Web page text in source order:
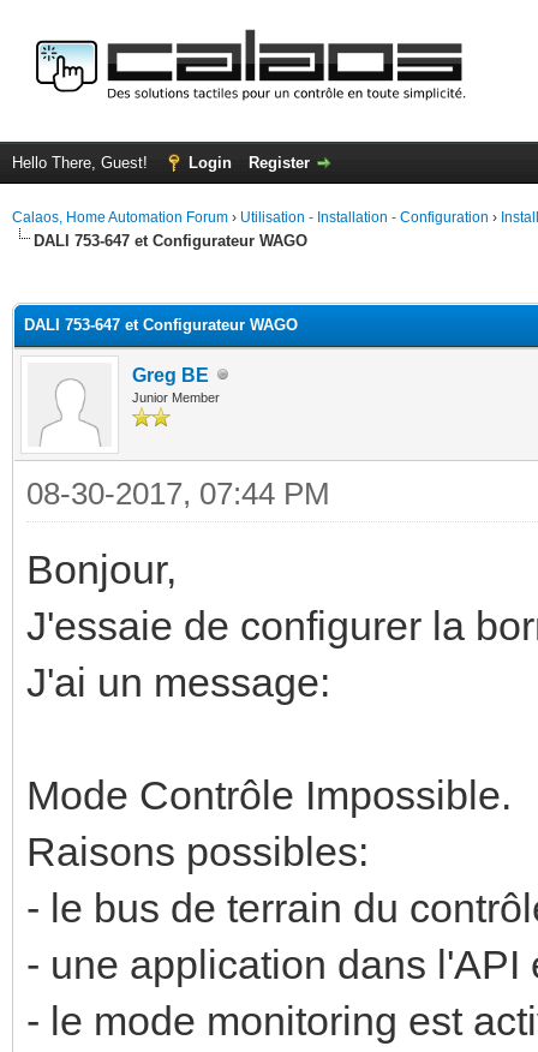
Hello There, Guest! Login Register
Calaos, Home Automation Forum › Utilisation - Installation - Configuration ›
DALI 753-647 et Configurateur WAGO
DALI 753-647 et Configurateur WAGO
Greg BE
Junior Member
08-30-2017, 07:44 PM
Bonjour,
J'essaie de configurer la
J'ai un message:
Mode Contrôle Impossible.
Raisons possibles:
- le bus de terrain du
- une application dans l'API
- le mode monitoring est